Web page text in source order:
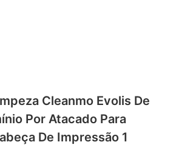
Cleanmo Evolis De
Por Atacado Para
De Impressão 1